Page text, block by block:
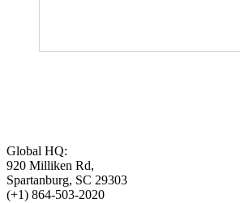
Global HQ:
920 Milliken Rd,
Spartanburg, SC 29303
(+1) 864-503-2020